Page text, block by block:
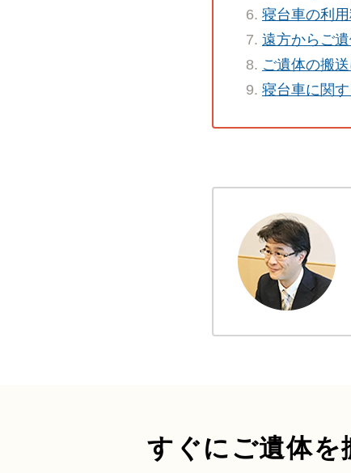
寝台車の利
遠方からご
ご遺体の搬
寝台車に関
すぐにご遺体を